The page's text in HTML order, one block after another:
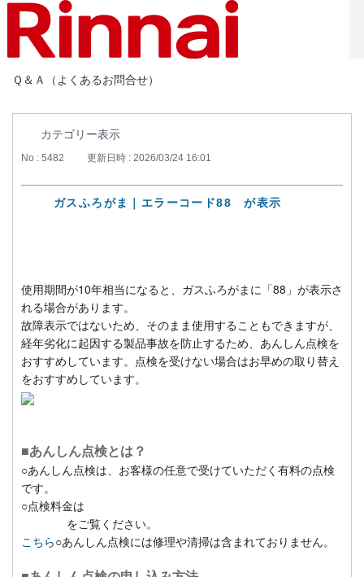
Ｑ＆Ａ（よくあるお問合せ）
カテゴリー表示
No : 5482 更新日時 : 2026/03/24 16:01
ガスふろがま｜エラーコード88 が表示
使用期間が10年相当になると、ガスふろがまに「88」が表示さ
れる場合があります。
故障表示ではないため、そのまま使用することもできますが、
経年劣化に起因する製品事故を防止するため、あんしん点検を
おすすめしています。点検を受けない場合はお早めの取り替え
をおすすめしています。
■あんしん点検とは？
○あんしん点検は、お客様の任意で受けていただく有料の点検
です。
○点検料金は
こちら
をご覧ください。
○あんしん点検には修理や清掃は含まれておりません。